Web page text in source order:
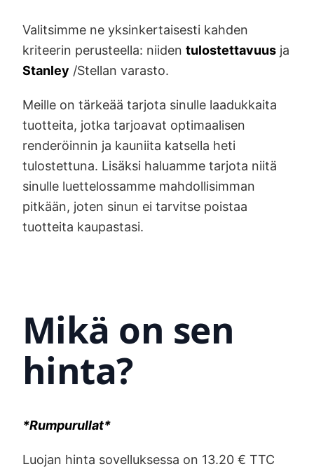
Valitsimme ne yksinkertaisesti kahden
kriteerin perusteella: niiden tulostettavuus ja
Stanley /Stellan varasto.
Meille on tärkeää tarjota sinulle laadukkaita
tuotteita, jotka tarjoavat optimaalisen
renderöinnin ja kauniita katsella heti
tulostettuna. Lisäksi haluamme tarjota niitä
sinulle luettelossamme mahdollisimman
pitkään, joten sinun ei tarvitse poistaa
tuotteita kaupastasi.
Mikä on sen
hinta?
*Rumpurullat*
Luojan hinta sovelluksessa on 13.20 € TTC